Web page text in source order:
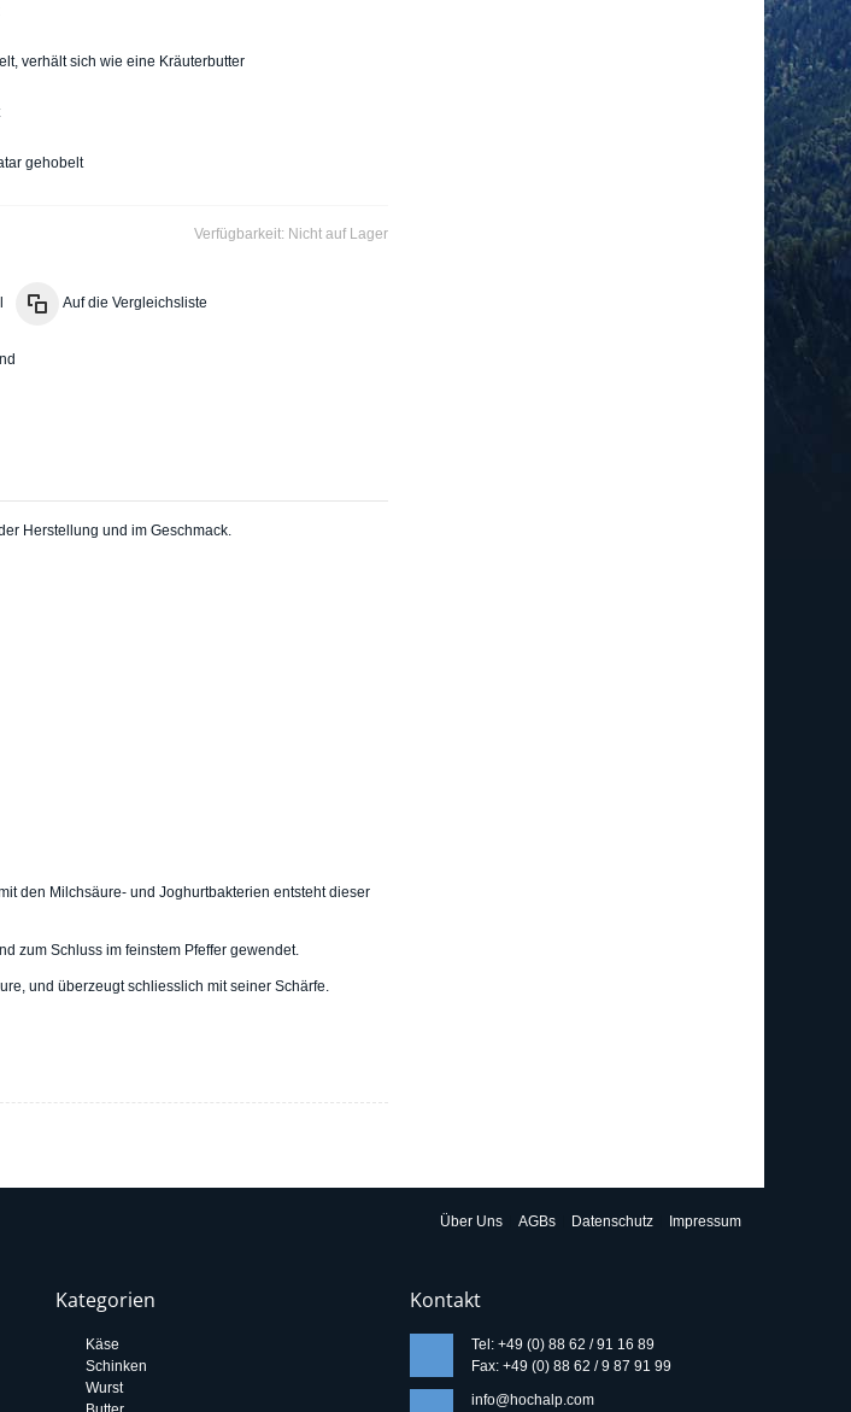
verhält sich wie eine Kräuterbutter
gehobelt
Verfügbarkeit: Nicht auf Lager
Auf die Vergleichsliste
Herstellung und im Geschmack.
den Milchsäure- und Joghurtbakterien entsteht dieser
zum Schluss im feinstem Pfeffer gewendet.
und überzeugt schliesslich mit seiner Schärfe.
Über Uns AGBs Datenschutz Impressum
Kategorien
Käse
Schinken
Wurst
Kontakt
Tel: +49 (0) 88 62 / 91 16 89
Fax: +49 (0) 88 62 / 9 87 91 99
info@hochalp.com